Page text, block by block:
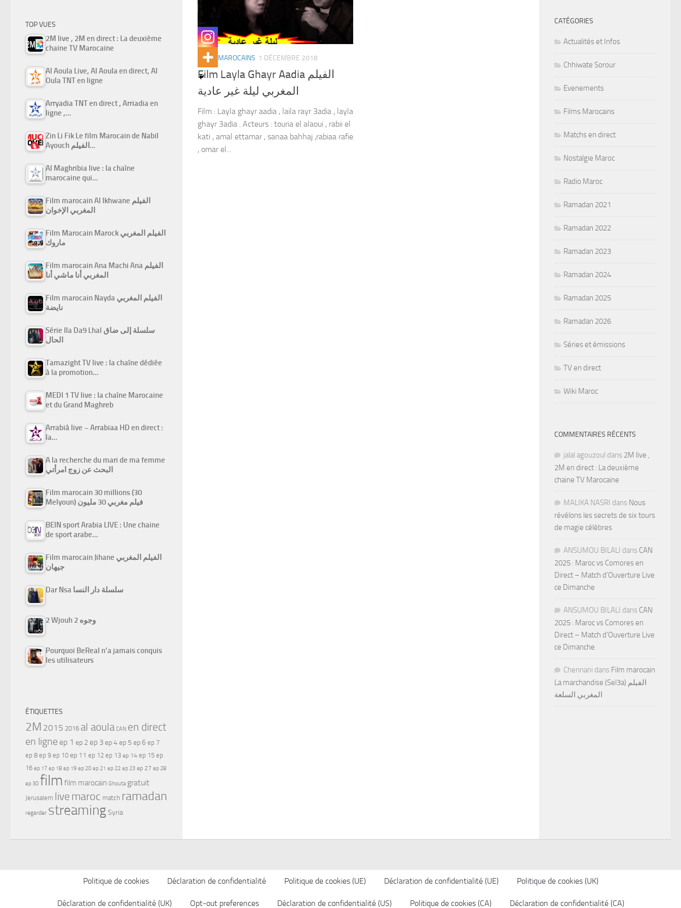
FILMS MAROCAINS 1 DÉCEMBRE 2018
Film Layla Ghayr Aadia الفيلم
المغربي ليلة غير عادية
Film : Layla ghayr aadia , laila rayr 3adia , layla
ghayr 3adia . Acteurs : touria el alaoui , rabii el
kati , amal ettamar , sanaa bahhaj ,rabiaa rafie
, omar el...
TOP VUES
2M live , 2M en direct : La deuxième
chaine TV Marocaine
Al Aoula Live, Al Aoula en direct, Al
Oula TNT en ligne
Arryadia TNT en direct , Arriadia en
ligne ,…
Zin Li Fik Le film Marocain de Nabil
Ayouch الفيلم…
Al Maghribia live : la chaîne
marocaine qui…
Film marocain Al Ikhwane الفيلم
المغربي الإخوان
Film Marocain Marock الفيلم المغربي
ماروك
Film marocain Ana Machi Ana الفيلم
المغربي أنا ماشي أنا
Film marocain Nayda الفيلم المغربي
نايضة
Série Ila Da9 Lhal سلسلة إلى ضاق
الحال
Tamazight TV live : la chaîne dédiée
à la promotion…
MEDI 1 TV live : la chaîne Marocaine
et du Grand Maghreb
Arrabiâ live – Arrabiaa HD en direct :
la…
A la recherche du mari de ma femme
البحث عن زوج امرأتي
Film marocain 30 millions (30
Melyoun) فيلم مغربي 30 مليون
BEIN sport Arabia LIVE : Une chaine
de sport arabe…
Film marocain Jihane الفيلم المغربي
جيهان
Dar Nsa سلسلة دار النسا
2 Wjouh 2 وجوه
Pourquoi BeReal n’a jamais conquis
les utilisateurs
ÉTIQUETTES
2M 2015 2016 al aoula CAN en direct
en ligne ep 1 ep 2 ep 3ep 4ep 5 ep 6 ep 7
ep 8 ep 9 ep 10 ep 11 ep 12 ep 13 ep 14 ep 15 ep
16 ep 17 ep 18 ep 19 ep 20 ep 21 ep 22 ep 23 ep 27 ep 28
ep 30 film film marocain Ghouta gratuit
Jerusalem live maroc match ramadan
regarder streamingSyria
CATÉGORIES
Actualités et Infos
Chhiwate Sorour
Evenements
Films Marocains
Matchs en direct
Nostalgie Maroc
Radio Maroc
Ramadan 2021
Ramadan 2022
Ramadan 2023
Ramadan 2024
Ramadan 2025
Ramadan 2026
Séries et émissions
TV en direct
Wiki Maroc
COMMENTAIRES RÉCENTS
jalal agouzoul dans 2M live ,
2M en direct : La deuxième
chaine TV Marocaine
MALIKA NASRI dans Nous
révélons les secrets de six tours
de magie célèbres
ANSUMOU BILALI dans CAN
2025 : Maroc vs Comores en
Direct – Match d’Ouverture Live
ce Dimanche
ANSUMOU BILALI dans CAN
2025 : Maroc vs Comores en
Direct – Match d’Ouverture Live
ce Dimanche
Chennani dans Film marocain
La marchandise (Sel3a) الفيلم
المغربي السلعة
Politique de cookies Déclaration de confidentialité Politique de cookies (UE) Déclaration de confidentialité (UE) Politique de cookies (UK)
Déclaration de confidentialité (UK) Opt-out preferences Déclaration de confidentialité (US) Politique de cookies (CA) Déclaration de confidentialité (CA)